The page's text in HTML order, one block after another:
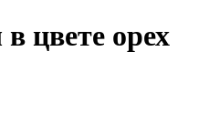
цвете орех